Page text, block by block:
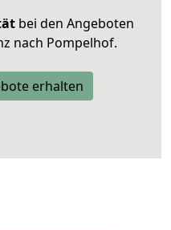
bei den Angeboten
nach Pompelhof.
erhalten